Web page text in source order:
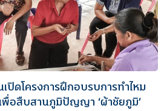
ดโครงการฝึกอบรบการทำไหม
พื่อสืบสานภูมิปัญญา ‘ผ้าชัยภูมิ’